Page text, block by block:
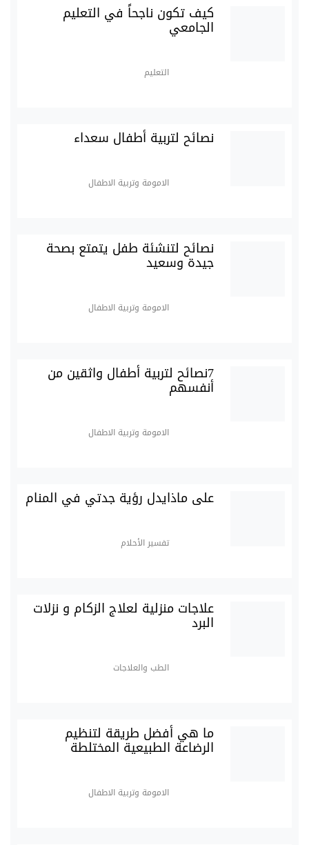
كيف تكون ناجحاً في التعليم
الجامعي
التعليم
نصائح لتربية أطفال سعداء
الامومة وتربية الاطفال
نصائح لتنشئة طفل يتمتع بصحة
جيدة وسعيد
الامومة وتربية الاطفال
7نصائح لتربية أطفال واثقين من
أنفسهم
الامومة وتربية الاطفال
على ماذايدل رؤية جدتي في المنام
تفسير الأحلام
علاجات منزلية لعلاج الزكام و نزلات
البرد
الطب والعلاجات
ما هي أفضل طريقة لتنظيم
الرضاعة الطبيعية المختلطة
الامومة وتربية الاطفال